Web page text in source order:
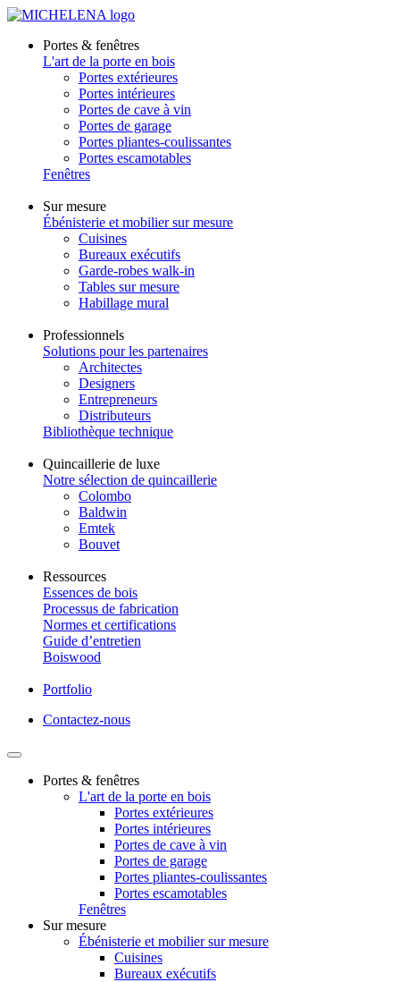
Portes & fenêtres
L'art de la porte en bois
Portes extérieures
Portes intérieures
Portes de cave à vin
Portes de garage
Portes pliantes-coulissantes
Portes escamotables
Fenêtres
Sur mesure
Ébénisterie et mobilier sur mesure
Cuisines
Bureaux exécutifs
Garde-robes walk-in
Tables sur mesure
Habillage mural
Professionnels
Solutions pour les partenaires
Architectes
Designers
Entrepreneurs
Distributeurs
Bibliothèque technique
Quincaillerie de luxe
Notre sélection de quincaillerie
Colombo
Baldwin
Emtek
Bouvet
Ressources
Essences de bois
Processus de fabrication
Normes et certifications
Guide d’entretien
Boiswood
Portfolio
Contactez-nous
Portes & fenêtres
L'art de la porte en bois
Portes extérieures
Portes intérieures
Portes de cave à vin
Portes de garage
Portes pliantes-coulissantes
Portes escamotables
Fenêtres
Sur mesure
Ébénisterie et mobilier sur mesure
Cuisines
Bureaux exécutifs